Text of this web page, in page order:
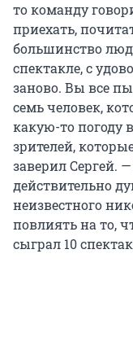
то команду
приехать,
большинство
спектакле, с
заново. Вы все
семь человек,
какую-то погоду
зрителей,
заверил Сергей.
действительно
неизвестного
повлиять на то,
сыграл 10